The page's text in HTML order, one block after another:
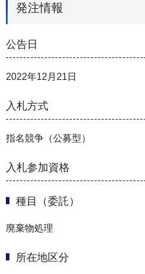
発注情報
公告日
2022年12月21日
入札方式
指名競争（公募型）
入札参加資格
種目（委託）
廃棄物処理
所在地区分